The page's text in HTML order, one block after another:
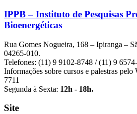
IPPB – Instituto de Pesquisas
Bioenergéticas
Rua Gomes Nogueira, 168 – Ipiranga –
04265-010.
Telefones: (11) 9 9102-8748 / (11) 9
Informações sobre cursos e palestras
7711
Segunda à Sexta: 12h - 18h.
Site